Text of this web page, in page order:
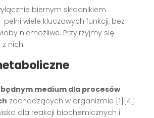
biernym składnikiem
wiele kluczowych funkcji, bez
niemożliwe. Przyjrzyjmy się
nich:
medium dla procesów
zachodzących w organizmie [1][4].
dla reakcji biochemicznych i